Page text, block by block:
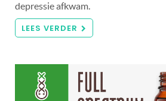
depressie afkwam.
LEES VERDER